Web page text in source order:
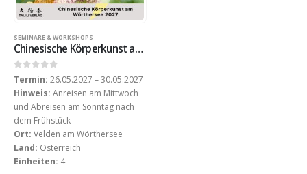
SEMINARE & WORKSHOPS
Chinesische Körperkunst am Wörthersee 2027
0 out of 5
Termin: 26.05.2027 – 30.05.2027
Hinweis: Anreisen am Mittwoch
und Abreisen am Sonntag nach
dem Frühstück
Ort: Velden am Wörthersee
Land: Österreich
Einheiten: 4